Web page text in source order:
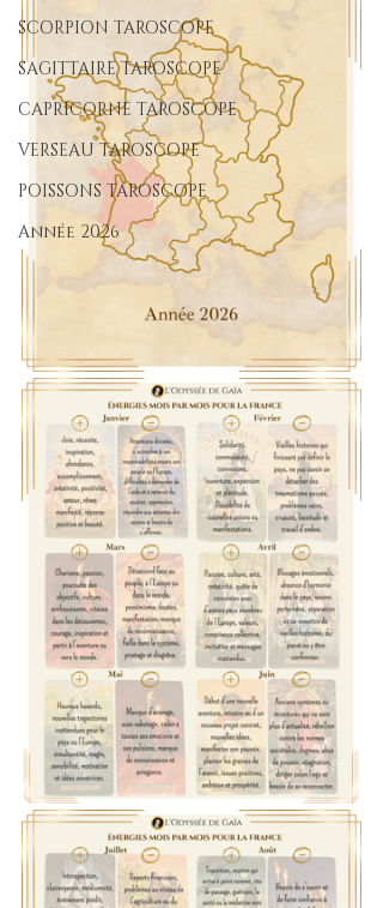
SCORPION TAROSCOPE
SAGITTAIRE TAROSCOPE
CAPRICORNE TAROSCOPE
VERSEAU TAROSCOPE
POISSONS TAROSCOPE
Année 2026